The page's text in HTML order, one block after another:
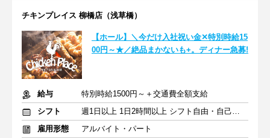
チキンプレイス 柳橋店（浅草橋）
【ホール】＼今だけ入社祝い金✕特別時給15
00円～★／絶品まかないも+。ディナー急募!
給与
特別時給1500円～＋交通費全額支給
シフト
週1日以上 1日2時間以上 シフト自由・自己申告
雇用形態
アルバイト・パート